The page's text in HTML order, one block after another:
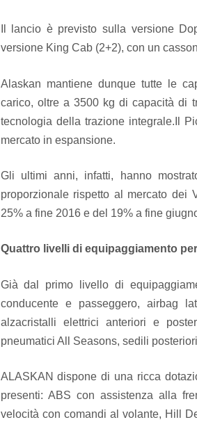
Il lancio è previsto sulla versione
versione King Cab (2+2), con un
Alaskan mantiene dunque tutte le
carico, oltre a 3500 kg di capacità di
tecnologia della trazione integrale. Il
mercato in espansione.
Gli ultimi anni, infatti, hanno
proporzionale rispetto al mercato dei
25% a fine 2016 e del 19% a fine
Quattro livelli di equipaggiamento
Già dal primo livello di
conducente e passeggero, airbag
alzacristalli elettrici anteriori e
pneumatici All Seasons, sedili
ALASKAN dispone di una ricca
presenti: ABS con assistenza alla
velocità con comandi al volante, Hill